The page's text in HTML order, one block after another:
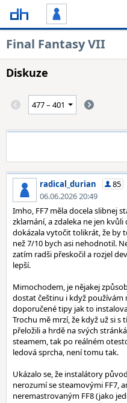
Final Fantasy VII
Diskuze
radical_durian
85
06.06.2026 20:49
Imho, FF7 měla docela slibnej
zklamání, a zdaleka ne jen kvůli
dokázala vytočit tolikrát, že by
než 7/10 bych asi nehodnotil.
zatím radši přeskočil a rozjel
lepší.
Mimochodem, je nějakej
dostat češtinu i když používám
doporučené tipy jak to
Trochu mě mrzí, že když už si
přeložili a hrdě na svých
steamem, tak po reálném
ledová sprcha, není tomu tak.
Ukázalo se, že instalátory
nerozumí se steamovými FF7,
neremastrovaným FF8 (jako